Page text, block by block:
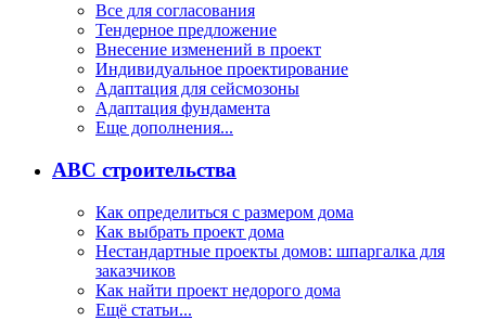
Все для согласования
Тендерное предложение
Внесение изменений в проект
Индивидуальное проектирование
Адаптация для сейсмозоны
Адаптация фундамента
Еще дополнения...
ABC строительства
Как определиться с размером дома
Как выбрать проект дома
Нестандартные проекты домов: шпаргалка для
заказчиков
Как найти проект недорого дома
Ещё статьи...